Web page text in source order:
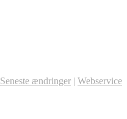
Seneste ændringer | Webservice